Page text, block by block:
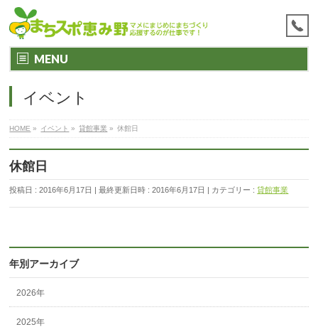
MENU
イベント
HOME » イベント » 貸館事業 » 休館日
休館日
投稿日 : 2016年6月17日 最終更新日時 : 2016年6月17日 カテゴリー :貸館事業
年別アーカイブ
2026年
2025年